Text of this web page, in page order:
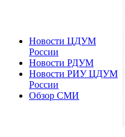
Новости ЦДУМ
России
Новости РДУМ
Новости РИУ ЦДУМ
России
Обзор СМИ